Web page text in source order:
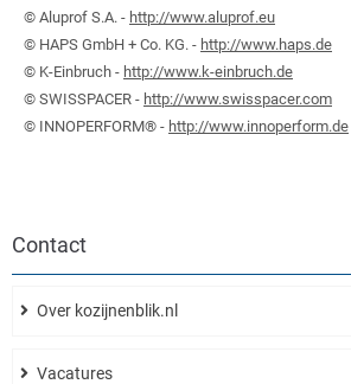
© Aluprof S.A. - http://www.aluprof.eu
© HAPS GmbH + Co. KG. - http://www.haps.de
© K-Einbruch - http://www.k-einbruch.de
© SWISSPACER - http://www.swisspacer.com
© INNOPERFORM® - http://www.innoperform.de
Contact
Over kozijnenblik.nl
Vacatures